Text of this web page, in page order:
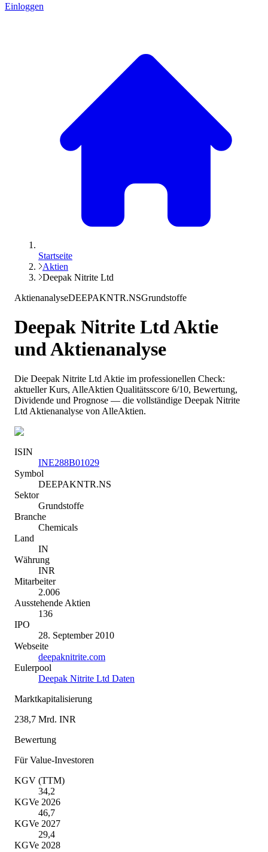
Einloggen
Startseite
Aktien
Deepak Nitrite Ltd
AktienanalyseDEEPAKNTR.NSGrundstoffe
Deepak Nitrite LtdAktie
und Aktienanalyse
Die Deepak Nitrite Ltd Aktie im professionellen Check:
aktueller Kurs, AlleAktien Qualitätsscore 6/10, Bewertung,
Dividende und Prognose — die vollständige Deepak Nitrite
Ltd Aktienanalyse von AlleAktien.
ISIN
INE288B01029
Symbol
DEEPAKNTR.NS
Sektor
Grundstoffe
Branche
Chemicals
Land
IN
Währung
INR
Mitarbeiter
2.006
Ausstehende Aktien
136
IPO
28. September 2010
Webseite
deepaknitrite.com
Eulerpool
Deepak Nitrite Ltd Daten
Marktkapitalisierung
238,7 Mrd. INR
Bewertung
Für Value-Investoren
KGV (TTM)
34,2
KGVe 2026
46,7
KGVe 2027
29,4
KGVe 2028